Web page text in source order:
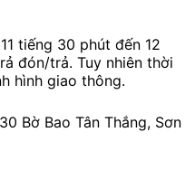
tiếng 30 phút đến 12
đón/trả. Tuy nhiên thời
hình giao thông.
Bờ Bao Tân Thắng, Sơn